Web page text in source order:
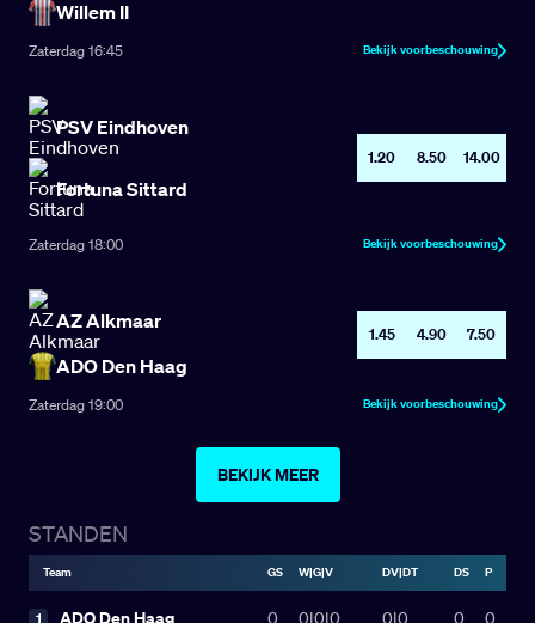
Willem II
Zaterdag16:45 Bekijk voorbeschouwing
PSV Eindhoven
Fortuna Sittard
1.20 8.50 14.00
Zaterdag18:00 Bekijk voorbeschouwing
AZ Alkmaar
ADO Den Haag
1.45 4.90 7.50
Zaterdag19:00 Bekijk voorbeschouwing
BEKIJK MEER
STANDEN
Team GS W|G|V DV|DT DS P
1 ADO Den Haag 0 0|0|0 0|0 0 0